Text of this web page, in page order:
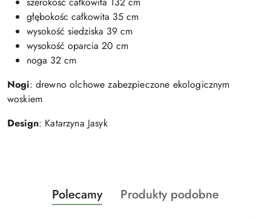
głębokośc całkowita 35 cm
wysokość siedziska 39 cm
wysokość oparcia 20 cm
noga 32 cm
Nogi: drewno olchowe zabezpieczone ekologicznym
woskiem
Design: Katarzyna Jasyk
Pomiń karuzelę produktów
Produkty
o
Polecamy
Produkty
Produkty podobne